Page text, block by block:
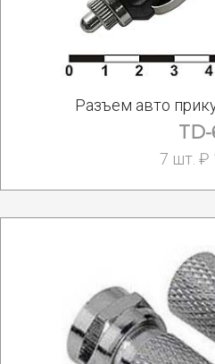
Разъем авто
TD-
7 шт. ₽